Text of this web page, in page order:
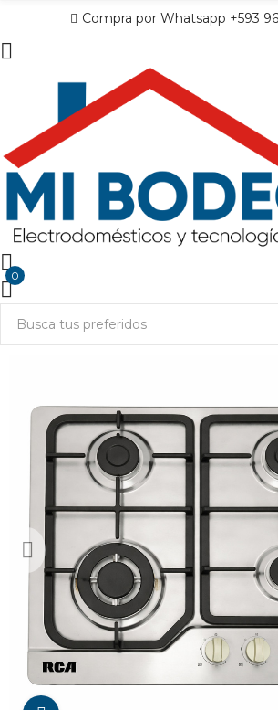
Compra por Whatsapp +593
0